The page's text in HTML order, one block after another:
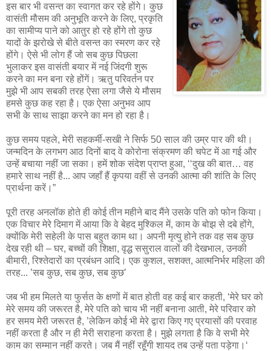
इस बार भी वसन्त का स्वागत कर रहे होंगे। कुछ
वासंती मौसम की अनुभूति करने के लिए, प्रकृति
का सामीप्य पाने को आतुर हो रहे होंगे तो कुछ
यादों के झरोखे से बीते वसन्त का स्मरण कर रहे
होंगे। ऐसे भी लोग हैं जो सब कुछ पिछला
भुलाकर इस वासंती बयार में नई जिंदगी शुरू
करने का मन बना रहे होंगें। ऋतु परिवर्तन पर
मुझे भी आप सबकी तरह ऐसा लगा जैसे ये मौसम
हमसे कुछ कह रहा है। एक ऐसा अनुभव आप
सभी के साथ साझा करने का मन हो रहा है।
कुछ समय पहले, मेरी सहकर्मी-सखी ने सिर्फ 50 साल की उम्र पार की थी।
जन्मदिन के लगभग आठ दिनों बाद वे कोरोना संक्रमण की चपेट में आ गई और
उन्हें बचाया नहीं जा सका। हमें शोक संदेश प्राप्त हुआ, ‘‘दुख की बात… वह
हमारे साथ नहीं है... आप जहाँ हैं कृपया वहीं से उनकी आत्मा की शांति के लिए
प्रार्थना करें।”
पूरी तरह अनलॉक होते ही कोई तीन महीने बाद मैंने उसके पति को फोन किया।
एक विचार मेरे दिमाग में आया कि वे बेहद मुश्किल में, काम के बोझ से दबे होंगे,
क्योंकि मेरी सहेली के पास बहुत काम था। अपनी मृत्यु होने तक वह सब कुछ
देख रही थी – घर, बच्चों की शिक्षा, वृद्ध ससुराल वालों की देखभाल, उनकी
बीमारी, रिश्तेदारों का प्रबंधन आदि। एक कुशल, सशक्त, आत्मनिर्भर महिला की
तरह... ’सब कुछ, सब कुछ, सब कुछ’
जब भी हम मिलते या फुर्सत के क्षणों में बात होती वह कई बार कहती, ‘मेरे घर को
मेरे समय की जरूरत है, मेरे पति को चाय भी नहीं बनाना आती, मेरे परिवार को
हर समय मेरी जरूरत है, ’लेकिन कोई भी मेरे द्वारा किए गए प्रयासों की परवाह
नहीं करता है और न ही मेरी सराहना करता है। मुझे लगता है कि वे सभी मेरे
काम का सम्मान नहीं करते। जब मैं नहीं रहूँगी शायद तब उन्हें पता पड़ेगा।‘